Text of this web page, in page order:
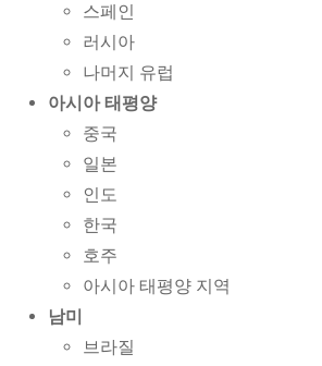
스페인
러시아
나머지 유럽
아시아 태평양
중국
일본
인도
한국
호주
아시아 태평양 지역
남미
브라질